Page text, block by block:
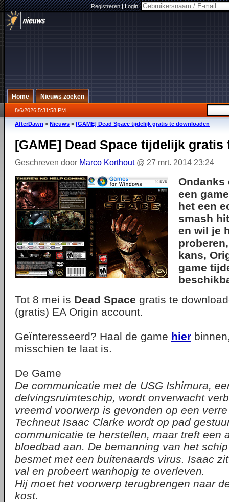
Registreren|Login:
Home Nieuws zoeken
8/6/2026 5:31:58 PM
AfterDawn > Nieuws > [GAME] Dead Space tijdelijk gratis te downloaden
[GAME] Dead Space tijdelijk gratis
Geschreven door Marco Korthout@ 27 mrt. 2014 23:24
Ondanks
een
het een
smash
en wil je
kans,
game
Tot 8 mei is Dead Space gratis te
(gratis) EA Origin account.
Geïnteresseerd? Haal de game hier
misschien te laat is.
De Game
De communicatie met de USG Ishimura,
delvingsruimteschip, wordt onverwacht
vreemd voorwerp is gevonden op een
Techneut Isaac Clarke wordt op pad
communicatie te herstellen, maar treft een
bloedbad aan. De bemanning van het
besmet met een buitenaards virus. Isaac
val en probeert wanhopig te overleven.
Hij moet het voorwerp terugbrengen naar
kost.